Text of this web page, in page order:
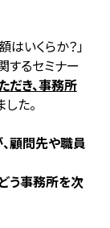
いくらか？」
するセミナー
だき、事務所
した。
顧問先や職員
う事務所を次